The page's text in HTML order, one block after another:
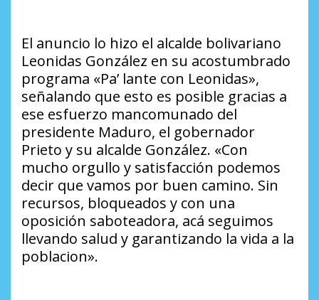
El anuncio lo hizo el alcalde bolivariano
Leonidas González en su acostumbrado
programa «Pa’ lante con Leonidas»,
señalando que esto es posible gracias a
ese esfuerzo mancomunado del
presidente Maduro, el gobernador
Prieto y su alcalde González. «Con
mucho orgullo y satisfacción podemos
decir que vamos por buen camino. Sin
recursos, bloqueados y con una
oposición saboteadora, acá seguimos
llevando salud y garantizando la vida a la
poblacion».